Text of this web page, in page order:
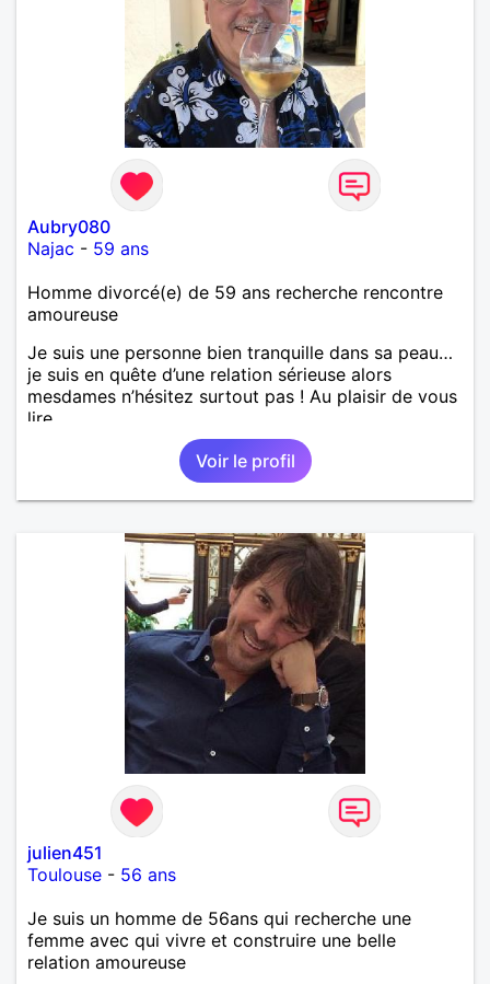
Aubry080
Najac - 59 ans
Homme divorcé(e) de 59 ans recherche rencontre
amoureuse
Je suis une personne bien tranquille dans sa peau…
je suis en quête d’une relation sérieuse alors
mesdames n’hésitez surtout pas ! Au plaisir de vous
lire.
Voir le profil
julien451
Toulouse - 56 ans
Je suis un homme de 56ans qui recherche une
femme avec qui vivre et construire une belle
relation amoureuse